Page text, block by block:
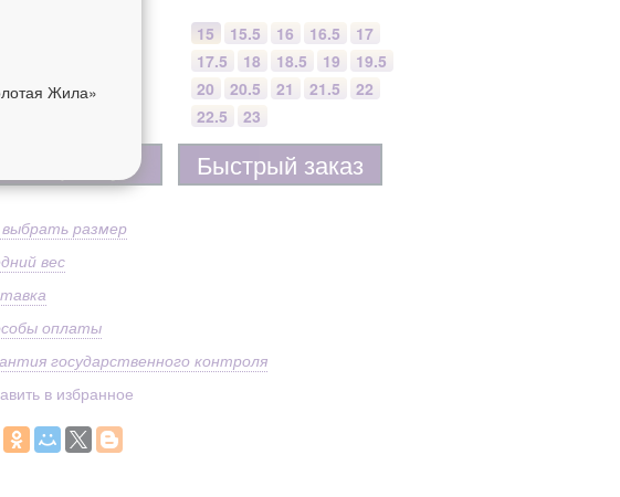
15 15.5 16 16.5
17
17.5
18 18.5 19
19.5
20
20.5 21 21.5
22
22.5
23
Быстрый заказ
выбрать размер
вес
оплаты
государственного контроля
в избранное
Жила»